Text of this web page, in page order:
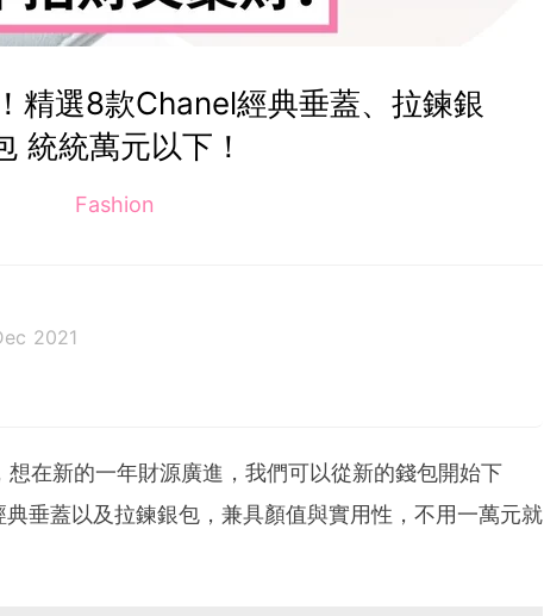
精選8款Chanel經典垂蓋、拉鍊銀
統統萬元以下！
Fashion
2021
在新的一年財源廣進，我們可以從新的錢包開始下
典垂蓋以及拉鍊銀包，兼具顏值與實用性，不用一萬元就